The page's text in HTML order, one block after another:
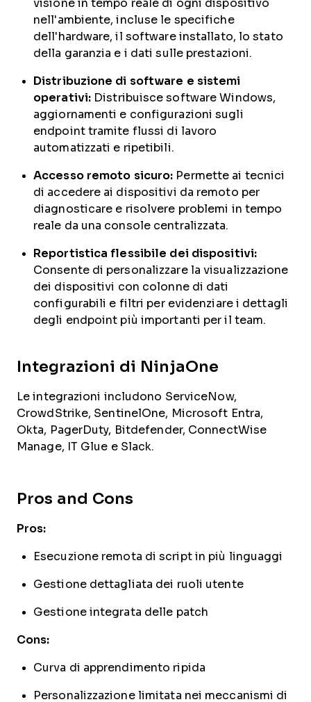
visione in tempo reale di ogni dispositivo
nell'ambiente, incluse le specifiche
dell'hardware, il software installato, lo stato
della garanzia e i dati sulle prestazioni.
Distribuzione di software e sistemi
operativi: Distribuisce software Windows,
aggiornamenti e configurazioni sugli
endpoint tramite flussi di lavoro
automatizzati e ripetibili.
Accesso remoto sicuro: Permette ai tecnici
di accedere ai dispositivi da remoto per
diagnosticare e risolvere problemi in tempo
reale da una console centralizzata.
Reportistica flessibile dei dispositivi:
Consente di personalizzare la visualizzazione
dei dispositivi con colonne di dati
configurabili e filtri per evidenziare i dettagli
degli endpoint più importanti per il team.
Integrazioni di NinjaOne
Le integrazioni includono ServiceNow,
CrowdStrike, SentinelOne, Microsoft Entra,
Okta, PagerDuty, Bitdefender, ConnectWise
Manage, IT Glue e Slack.
Pros and Cons
Pros:
Esecuzione remota di script in più linguaggi
Gestione dettagliata dei ruoli utente
Gestione integrata delle patch
Cons:
Curva di apprendimento ripida
Personalizzazione limitata nei meccanismi di